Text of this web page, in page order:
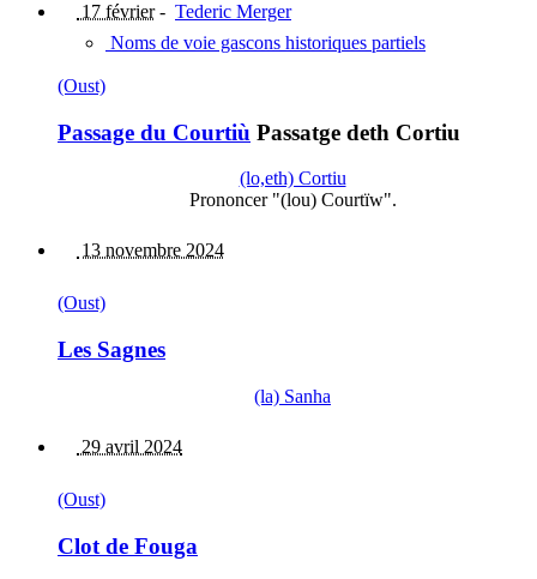
17 février- Tederic Merger
Noms de voie gascons historiques partiels
(Oust)
Passage du Courtiù Passatge deth Cortiu
(lo,eth) Cortiu
Prononcer "(lou) Courtïw".
13 novembre 2024
(Oust)
Les Sagnes
(la) Sanha
29 avril 2024
(Oust)
Clot de Fouga